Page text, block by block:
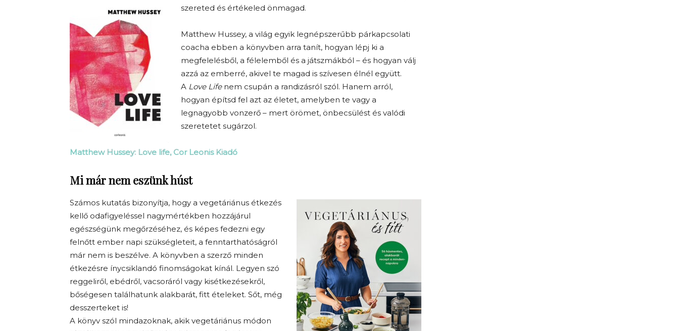
szereted és értékeled önmagad.
Matthew Hussey, a világ egyik legnépszerűbb párkapcsolati
coacha ebben a könyvben arra tanít, hogyan lépj ki a
megfelelésből, a félelemből és a játszmákból – és hogyan válj
azzá az emberré, akivel te magad is szívesen élnél együtt.
A Love Lifenem csupán a randizásról szól. Hanem arról,
hogyan építsd fel azt az életet, amelyben te vagy a
legnagyobb vonzerő – mert örömet, önbecsülést és valódi
szeretetet sugárzol.
Matthew Hussey: Love life, Cor Leonis Kiadó
Mi már nem eszünk húst
Számos kutatás bizonyítja, hogy a vegetáriánus étkezés
kellő odafigyeléssel nagymértékben hozzájárul
egészségünk megőrzéséhez, és képes fedezni egy
felnőtt ember napi szükségleteit, a fenntarthatóságról
már nem is beszélve. A könyvben a szerző minden
étkezésre ínycsiklandó finomságokat kínál. Legyen szó
reggeliről, ebédről, vacsoráról vagy kisétkezésekről,
bőségesen találhatunk alakbarát, fitt ételeket. Sőt, még
desszerteket is!
A könyv szól mindazoknak, akik vegetáriánus módon